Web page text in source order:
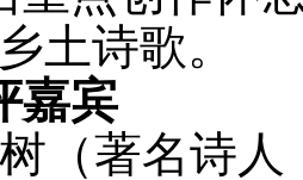
土诗歌。
嘉宾
著名诗人